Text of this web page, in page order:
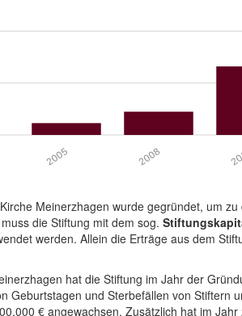
2008
2005
Meinerzhagen wurde gegründet, um
die Stiftung mit dem sog.
werden. Allein die Erträge aus dem
hat die Stiftung im Jahr der
Geburtstagen und Sterbefällen von
€ angewachsen. Zusätzlich hat im